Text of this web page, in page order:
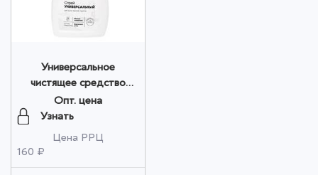
Универсальное
чистящее средство
оптом
Опт. цена
Узнать
Цена РРЦ
160 ₽